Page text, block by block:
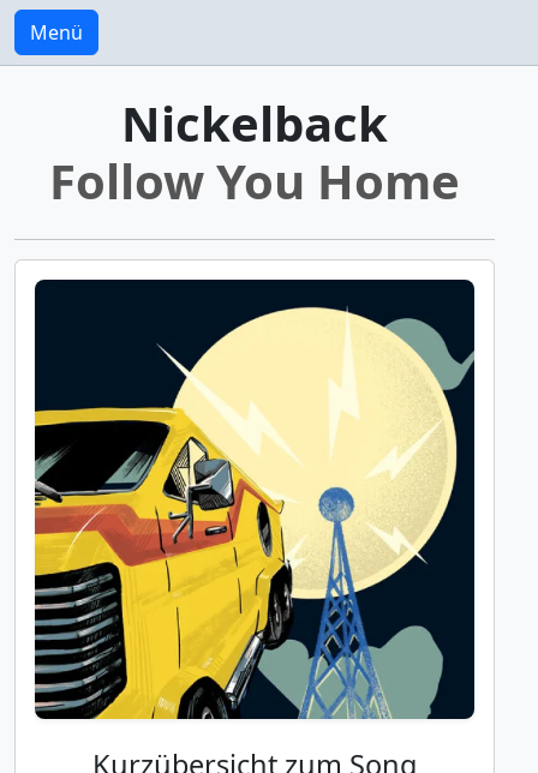
Menü
Nickelback
Follow You Home
Kurzübersicht zum Song